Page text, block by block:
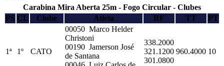
Carabina Mira Aberta 25m - Fogo Circular - Clubes
PS CL Clube Atleta RF TT PT
1ª 1º CATO
00050 Marco Helder
Christoni
00190 Jamerson José
de Santana
338.2000
321.1200
301.0800
960.4000 10